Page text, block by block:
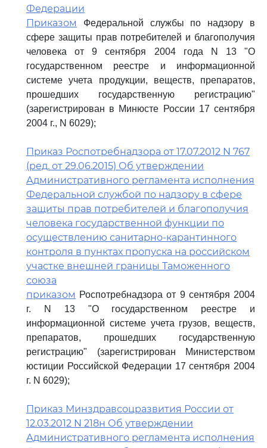
Федерации
Приказом
Федеральной службы по надзору в
сфере защиты прав потребителей и благополучия
человека от 9 сентября 2004 года N 13 "О
государственном реестре и информационной
системе учета продукции, веществ, препаратов,
прошедших государственную регистрацию"
(зарегистрирован в Минюсте России 17 сентября
2004 г., N 6029);
Приказ Роспотребнадзора от 17.07.2012 N 767
(ред. от 29.06.2015) Об утверждении
Административного регламента исполнения
Федеральной службой по надзору в сфере
защиты прав потребителей и благополучия
человека государственной функции по
осуществлению санитарно-карантинного
контроля в пунктах пропуска на российском
участке внешней границы Таможенного
союза
приказом Роспотребнадзора от 9 сентября 2004
г. N 13 "О государственном реестре и
информационной системе учета грузов, веществ,
препаратов, прошедших государственную
регистрацию" (зарегистрирован Министерством
юстиции Российской Федерации 17 сентября 2004
г. N 6029);
Приказ Минздравсоцразвития России от
12.03.2012 N 218н Об утверждении
Административного регламента исполнения